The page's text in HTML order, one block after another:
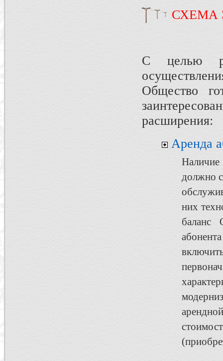
СХЕМА
С целью
Общество
расширения:
Аренда
Наличие
должно
них
баланс